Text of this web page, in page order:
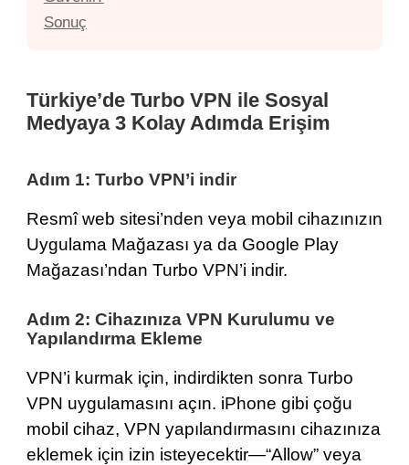
Sonuç
Türkiye’de Turbo VPN ile Sosyal
Medyaya 3 Kolay Adımda Erişim
Adım 1: Turbo VPN’i indir
Resmî web sitesi’nden veya mobil cihazınızın
Uygulama Mağazası ya da Google Play
Mağazası’ndan Turbo VPN’i indir.
Adım 2: Cihazınıza VPN Kurulumu ve
Yapılandırma Ekleme
VPN’i kurmak için, indirdikten sonra Turbo
VPN uygulamasını açın. iPhone gibi çoğu
mobil cihaz, VPN yapılandırmasını cihazınıza
eklemek için izin isteyecektir—“Allow” veya